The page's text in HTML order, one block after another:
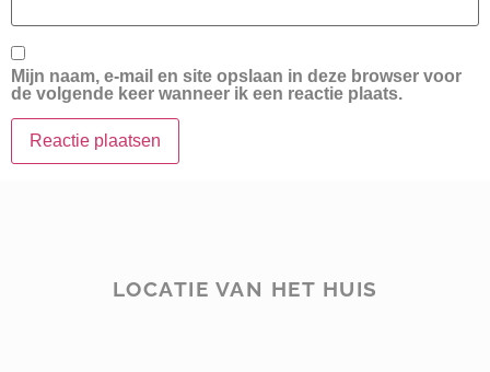
Mijn naam, e-mail en site opslaan in deze browser voor
de volgende keer wanneer ik een reactie plaats.
LOCATIE VAN HET HUIS